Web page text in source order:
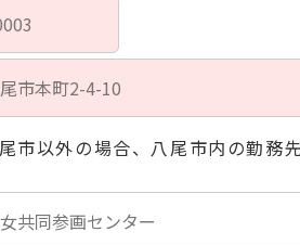
市以外の場合、八尾市内の勤務